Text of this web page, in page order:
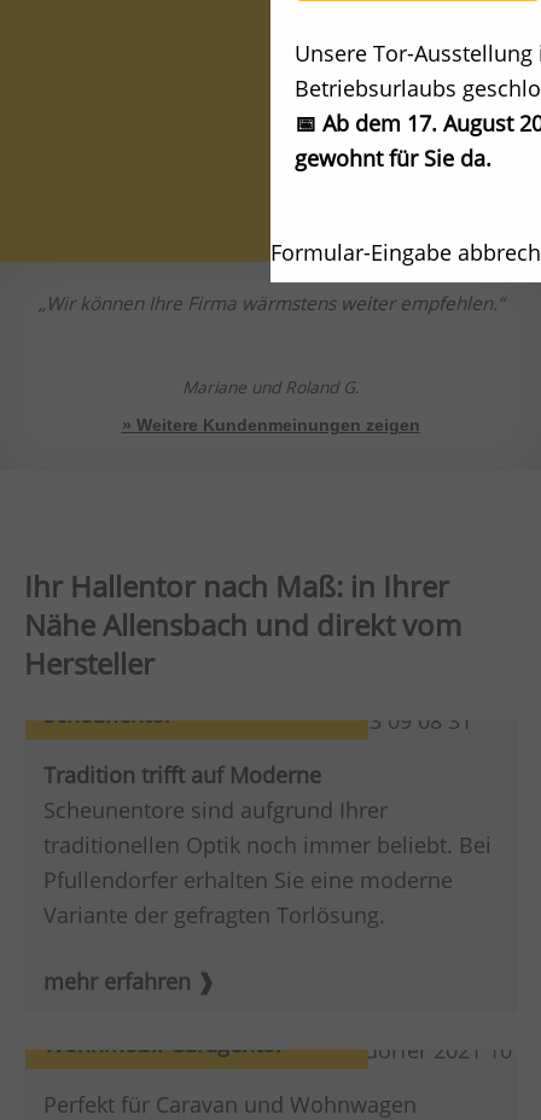
Wir können Ihre Firma wärmstens weiter empfehlen.
Mariane und Roland G.
» Weitere Kundenmeinungen zeigen
Ihr Hallentor nach Maß: in Ihrer
Nähe Allensbach und direkt vom
Hersteller
Scheunentor
Tradition trifft auf Moderne
Scheunentore sind aufgrund Ihrer
traditionellen Optik noch immer beliebt. Bei
Pfullendorfer erhalten Sie eine moderne
Variante der gefragten Torlösung.
mehr erfahren
Wohnmobil Garagentor
Perfekt für Caravan und Wohnwagen
Unsere Tor-
Betriebsurlaubs
📅 Ab dem 17. August
gewohnt für Sie da.
Formular-Eingabe